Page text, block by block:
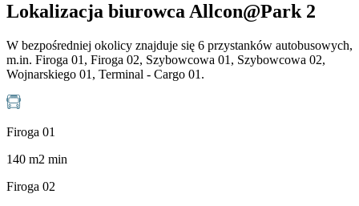
Lokalizacja biurowca Allcon@Park 2
W bezpośredniej okolicy znajduje się 6 przystanków autobusowych,
m.in. Firoga 01, Firoga 02, Szybowcowa 01, Szybowcowa 02,
Wojnarskiego 01, Terminal - Cargo 01.
Firoga 01
140 m2 min
Firoga 02